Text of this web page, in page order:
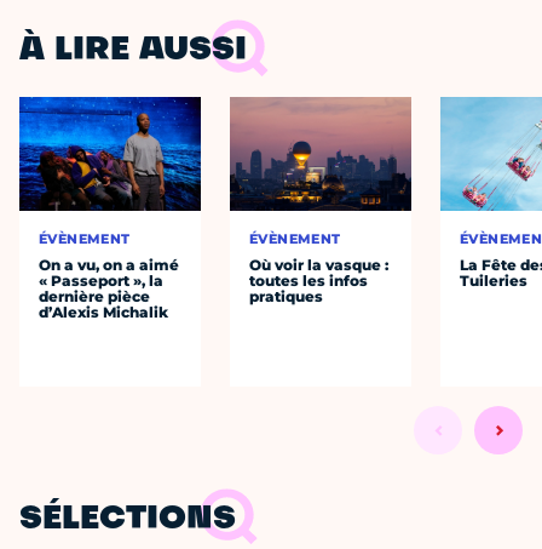
À LIRE AUSSI
ÉVÈNEMENT
On a vu, on a aimé
« Passeport », la
dernière pièce
d’Alexis Michalik
ÉVÈNEMENT
Où voir la vasque :
toutes les infos
pratiques
La Fête
Tuileries
SÉLECTIONS